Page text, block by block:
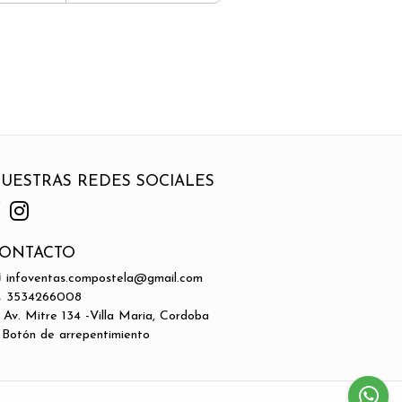
REDES SOCIALES
infoventas.compostela@gmail.com
3534266008
Av. Mitre 134 -Villa Maria, Cordoba
de arrepentimiento